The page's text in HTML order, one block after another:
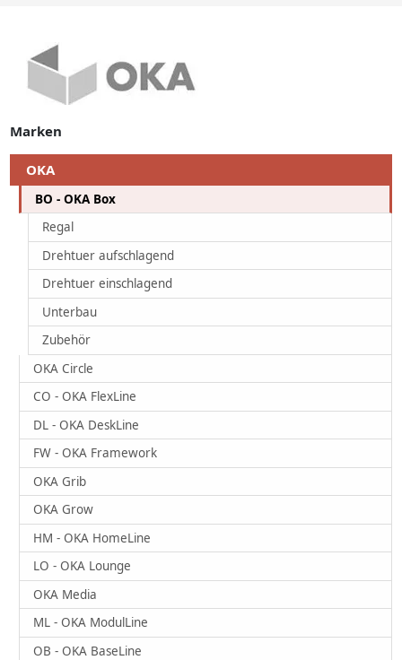
Marken
OKA
BO - OKA Box
Regal
Drehtuer aufschlagend
Drehtuer einschlagend
Unterbau
Zubehör
OKA Circle
CO - OKA FlexLine
DL - OKA DeskLine
FW - OKA Framework
OKA Grib
OKA Grow
HM - OKA HomeLine
LO - OKA Lounge
OKA Media
ML - OKA ModulLine
OB - OKA BaseLine